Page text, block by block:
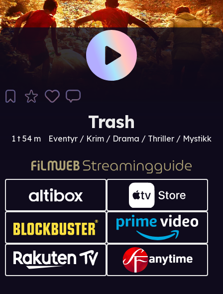
Trash
1 t 54 m Eventyr / Krim / Drama / Thriller / Mystikk